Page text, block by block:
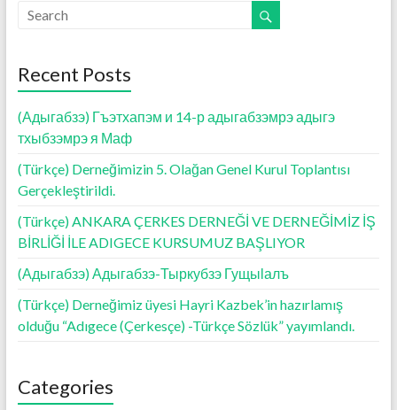
b
o
k
Recent Posts
(Адыгабзэ) Гъэтхапэм и 14-р адыгабзэмрэ адыгэ
тхыбзэмрэ я Маф
(Türkçe) Derneğimizin 5. Olağan Genel Kurul Toplantısı
Gerçekleştirildi.
(Türkçe) ANKARA ÇERKES DERNEĞİ VE DERNEĞİMİZ İŞ
BİRLİĞİ İLE ADIGECE KURSUMUZ BAŞLIYOR
(Адыгабзэ) Адыгабзэ-Тыркубзэ Гущыӏалъ
(Türkçe) Derneğimiz üyesi Hayri Kazbek’in hazırlamış
olduğu “Adıgece (Çerkesçe) -Türkçe Sözlük” yayımlandı.
Categories